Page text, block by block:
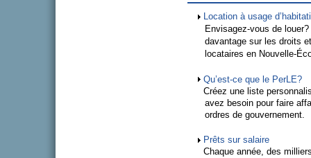
Location à usage
Envisagez-vous de
davantage sur les droits
locataires en Nouvelle-
Qu’est-ce que le PerLE?
Créez une liste
avez besoin pour faire
ordres de gouvernement.
Prêts sur salaire
Chaque année, des